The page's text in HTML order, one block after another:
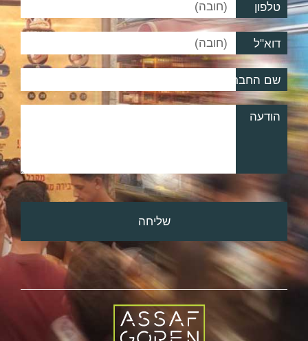
טלפון
דוא"ל
שם החברה
הודעה
שליחה